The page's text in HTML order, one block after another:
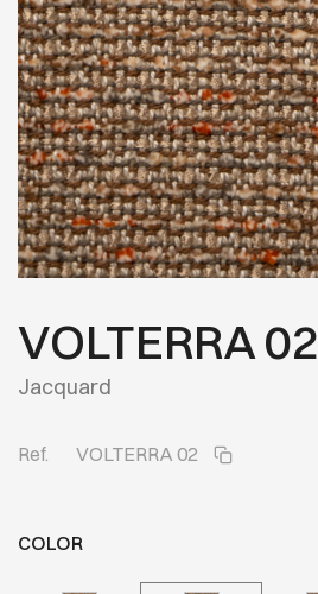
VOLTERRA 02
Jacquard
Ref. VOLTERRA 02
COLOR